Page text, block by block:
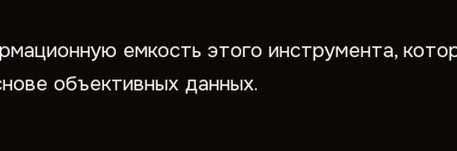
емкость этого инструмента,
объективных данных.